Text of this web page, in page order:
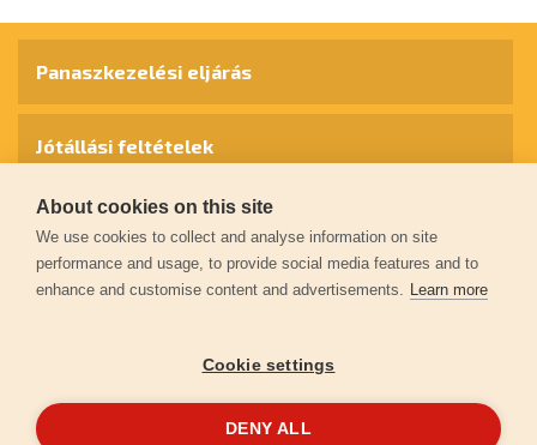
Panaszkezelési eljárás
Jótállási feltételek
Személyes adatok védelme
Kapcsolat
Garancia regisztráció
About cookies on this site
We use cookies to collect and analyse information on site
performance and usage, to provide social media features and to
enhance and customise content and advertisements. Learn more
Cookie settings
DENY ALL